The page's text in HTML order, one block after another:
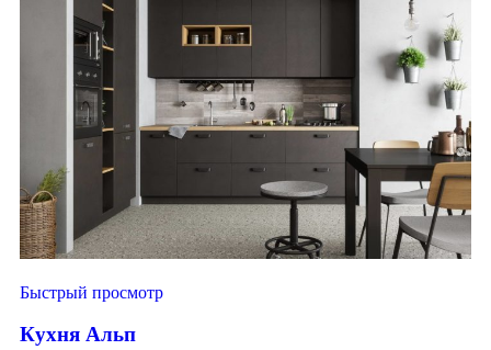
Быстрый просмотр
Кухня Альп